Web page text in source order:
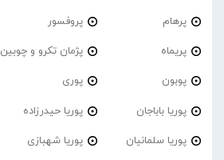
پرهام پروفسور
پریماه پژمان تکرو و چوبین
پوبون پوری
پوریا باباجان پوریا حیدرزاده
پوریا سلمانیان پوریا شهبازی